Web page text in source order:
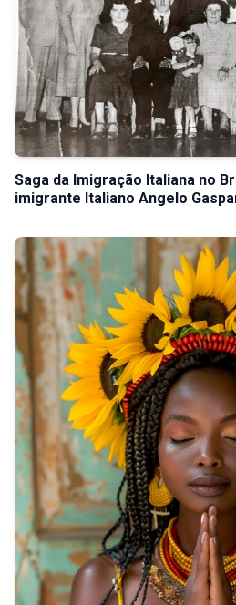
Saga da Imigração Italiana no
imigrante Italiano Angelo